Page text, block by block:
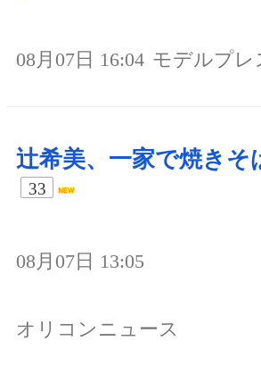
08月07日 16:04 モデルプレ
辻希美、一家で焼きそ
33
08月07日 13:05
オリコンニュース